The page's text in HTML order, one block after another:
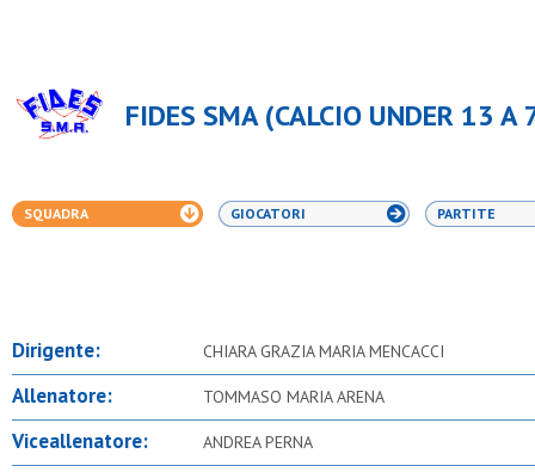
FIDES SMA (CALCIO UNDER 13 A
SQUADRA GIOCATORI PARTITE
Dirigente: CHIARA GRAZIA MARIA MENCACCI
Allenatore: TOMMASO MARIA ARENA
Viceallenatore: ANDREA PERNA